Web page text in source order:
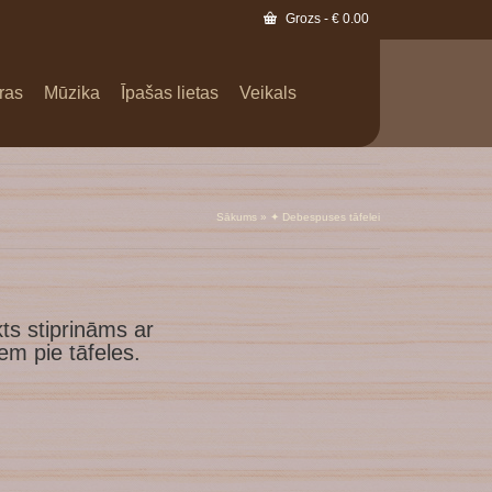
Grozs - € 0.00
Mūzika Īpašas lietas Veikals
Sākums » ✦ Debespuses tāfelei
stiprināms ar
pie tāfeles.